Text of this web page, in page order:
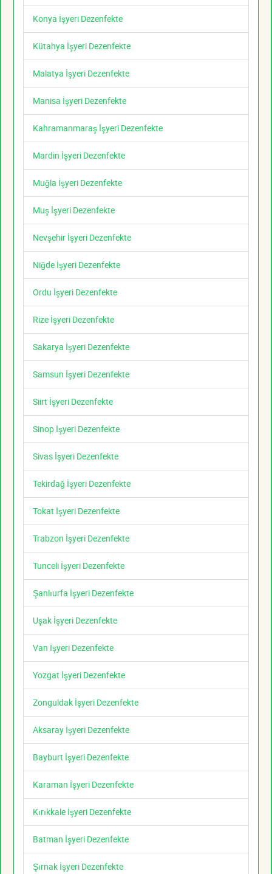
Konya İşyeri Dezenfekte
Kütahya İşyeri Dezenfekte
Malatya İşyeri Dezenfekte
Manisa İşyeri Dezenfekte
Kahramanmaraş İşyeri Dezenfekte
Mardin İşyeri Dezenfekte
Muğla İşyeri Dezenfekte
Muş İşyeri Dezenfekte
Nevşehir İşyeri Dezenfekte
Niğde İşyeri Dezenfekte
Ordu İşyeri Dezenfekte
Rize İşyeri Dezenfekte
Sakarya İşyeri Dezenfekte
Samsun İşyeri Dezenfekte
Siirt İşyeri Dezenfekte
Sinop İşyeri Dezenfekte
Sivas İşyeri Dezenfekte
Tekirdağ İşyeri Dezenfekte
Tokat İşyeri Dezenfekte
Trabzon İşyeri Dezenfekte
Tunceli İşyeri Dezenfekte
Şanlıurfa İşyeri Dezenfekte
Uşak İşyeri Dezenfekte
Van İşyeri Dezenfekte
Yozgat İşyeri Dezenfekte
Zonguldak İşyeri Dezenfekte
Aksaray İşyeri Dezenfekte
Bayburt İşyeri Dezenfekte
Karaman İşyeri Dezenfekte
Kırıkkale İşyeri Dezenfekte
Batman İşyeri Dezenfekte
Şırnak İşyeri Dezenfekte